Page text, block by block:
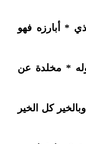
* أبارزه فهو
* مخلدة عن
كل الخير